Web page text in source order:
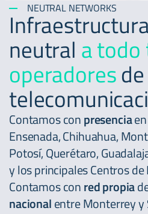
NEUTRAL NETWORKS
neutral a todo
operadoresde
Contamos conpresenciaen
Ensenada, Chihuahua,
Potosí, Querétaro,
y los principales Centros de
Contamos conred propia
nacionalentre Monterrey y